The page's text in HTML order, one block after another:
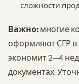
сложности
Важно: многие
оформляют СГР в
экономит 2—4
документах.